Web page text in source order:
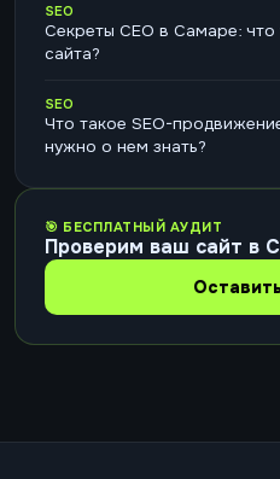
SEO
Секреты СЕО в Самаре: что
сайта?
SEO
Что такое SEO-
нужно о нем знать?
🎯 БЕСПЛАТНЫЙ АУДИТ
Проверим ваш сайт в